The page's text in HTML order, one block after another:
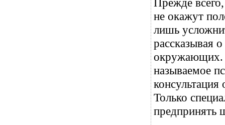
Прежде
не окажут
лишь
рассказывая
окружающих.
называемое
Только
предпринять